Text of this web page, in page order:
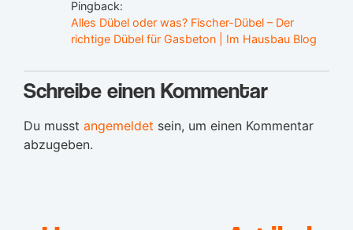
Pingback:
Alles Dübel oder was? Fischer-Dübel – Der
richtige Dübel für Gasbeton | Im Hausbau Blog
Schreibe einen Kommentar
Du musst angemeldet sein, um einen Kommentar
abzugeben.